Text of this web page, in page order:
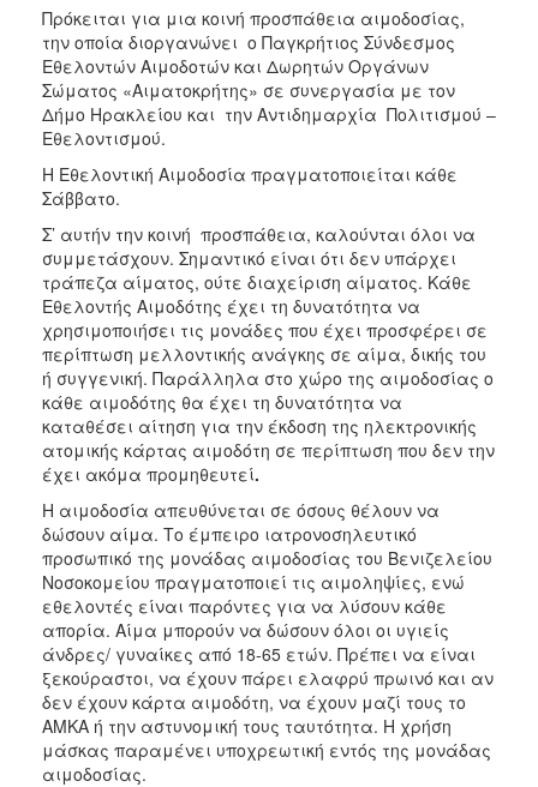
Πρόκειται για μια κοινή προσπάθεια αιμοδοσίας,
την οποία διοργανώνει ο Παγκρήτιος Σύνδεσμος
Εθελοντών Αιμοδοτών και Δωρητών Οργάνων
Σώματος «Αιματοκρήτης» σε συνεργασία με τον
Δήμο Ηρακλείου και την Αντιδημαρχία Πολιτισμού –
Εθελοντισμού.
Η Εθελοντική Αιμοδοσία πραγματοποιείται κάθε
Σάββατο.
Σ’ αυτήν την κοινή προσπάθεια, καλούνται όλοι να
συμμετάσχουν. Σημαντικό είναι ότι δεν υπάρχει
τράπεζα αίματος, ούτε διαχείριση αίματος. Κάθε
Εθελοντής Αιμοδότης έχει τη δυνατότητα να
χρησιμοποιήσει τις μονάδες που έχει προσφέρει σε
περίπτωση μελλοντικής ανάγκης σε αίμα, δικής του
ή συγγενική. Παράλληλα στο χώρο της αιμοδοσίας ο
κάθε αιμοδότης θα έχει τη δυνατότητα να
καταθέσει αίτηση για την έκδοση της ηλεκτρονικής
ατομικής κάρτας αιμοδότη σε περίπτωση που δεν την
έχει ακόμα προμηθευτεί.
Η αιμοδοσία απευθύνεται σε όσους θέλουν να
δώσουν αίμα. Το έμπειρο ιατρονοσηλευτικό
προσωπικό της μονάδας αιμοδοσίας του Βενιζελείου
Νοσοκομείου πραγματοποιεί τις αιμοληψίες, ενώ
εθελοντές είναι παρόντες για να λύσουν κάθε
απορία. Αίμα μπορούν να δώσουν όλοι οι υγιείς
άνδρες/ γυναίκες από 18-65 ετών. Πρέπει να είναι
ξεκούραστοι, να έχουν πάρει ελαφρύ πρωινό και αν
δεν έχουν κάρτα αιμοδότη, να έχουν μαζί τους το
ΑΜΚΑ ή την αστυνομική τους ταυτότητα. Η χρήση
μάσκας παραμένει υποχρεωτική εντός της μονάδας
αιμοδοσίας.